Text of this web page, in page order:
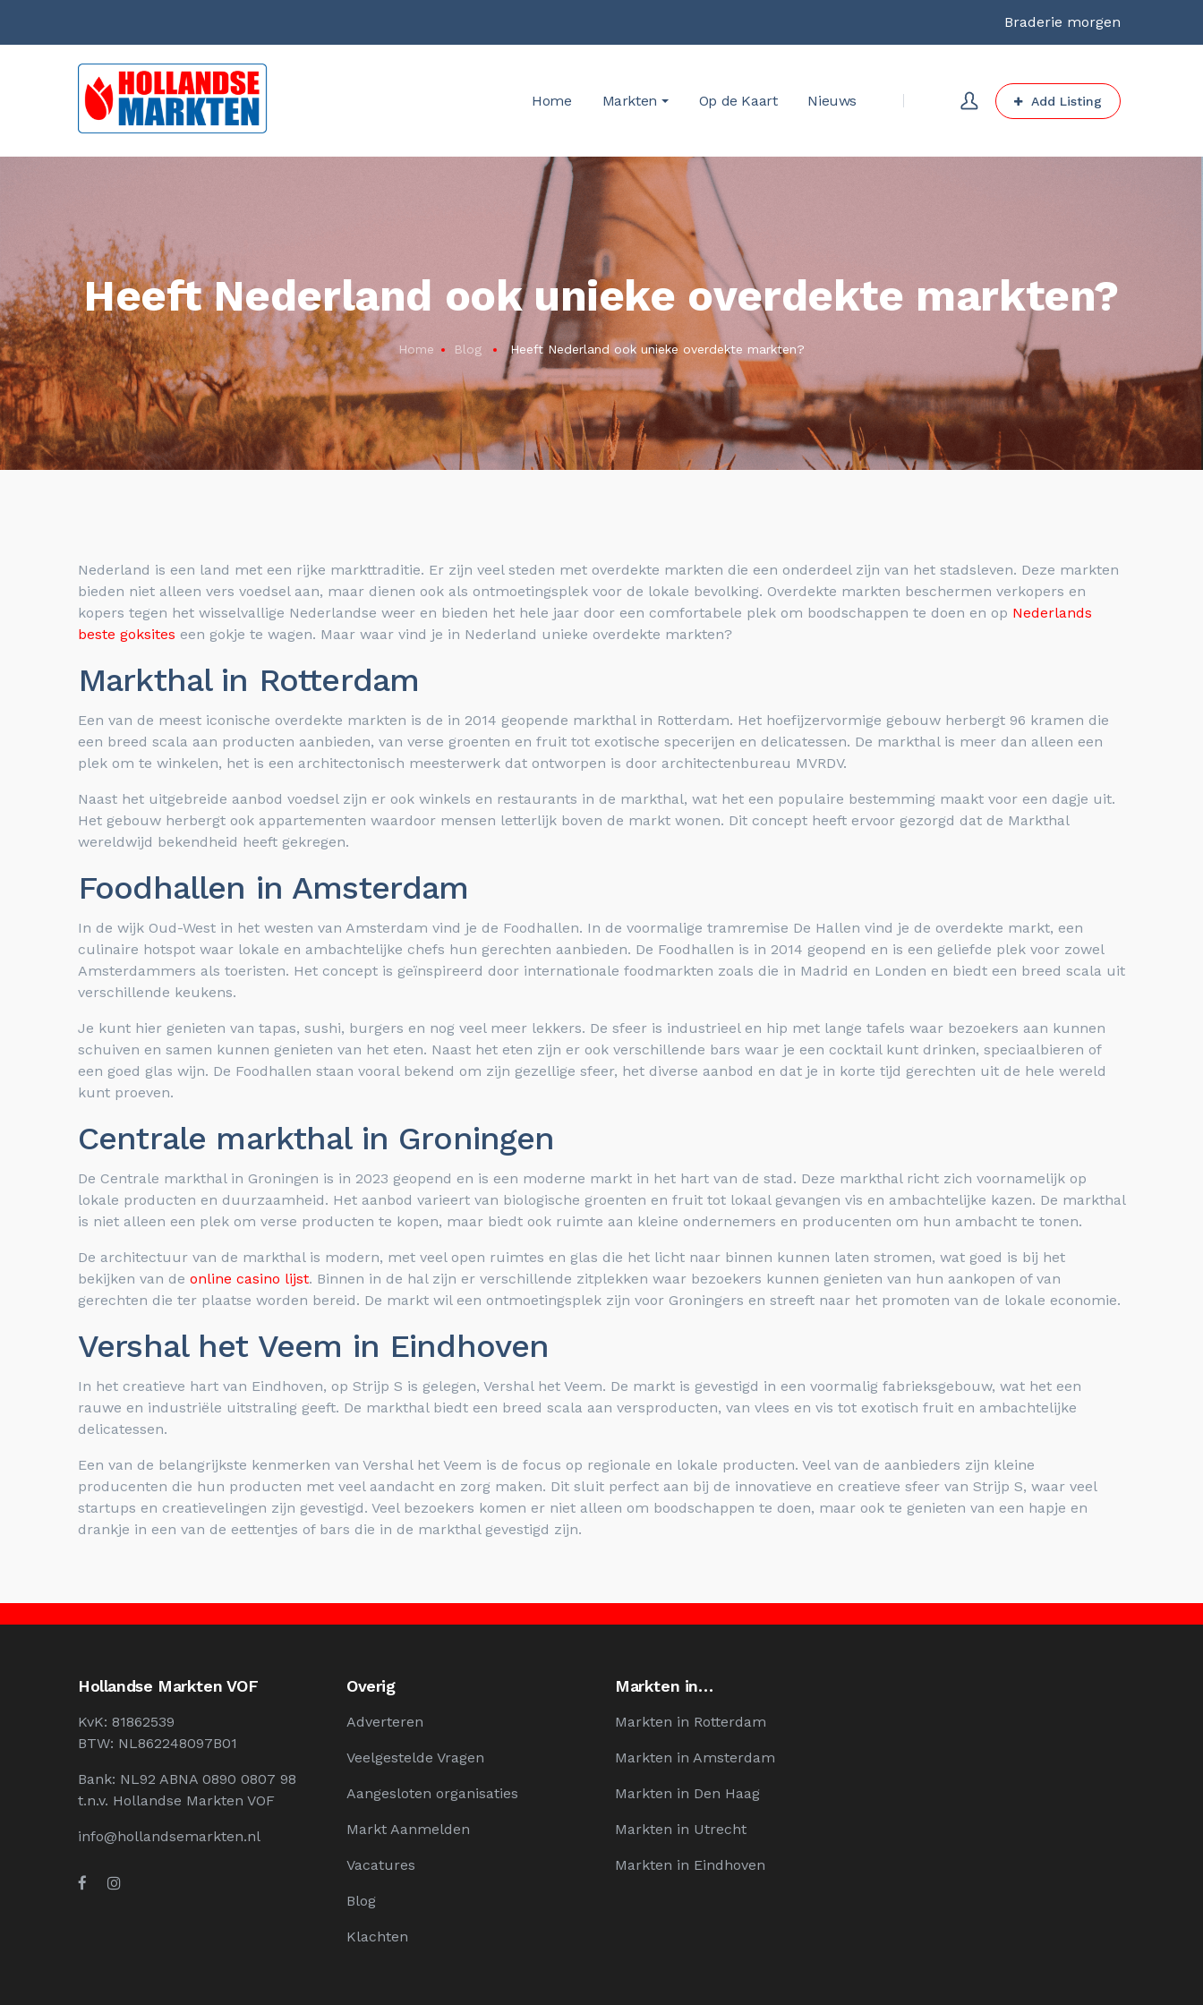
Braderie morgen
Home Markten Op de Kaart Nieuws Add Listing
Heeft Nederland ook unieke overdekte markten?
Home Blog Heeft Nederland ook unieke overdekte markten?
Nederland is een land met een rijke markttraditie. Er zijn veel steden met overdekte markten die een onderdeel zijn van het stadsleven. Deze markten
bieden niet alleen vers voedsel aan, maar dienen ook als ontmoetingsplek voor de lokale bevolking. Overdekte markten beschermen verkopers en
kopers tegen het wisselvallige Nederlandse weer en bieden het hele jaar door een comfortabele plek om boodschappen te doen en op Nederlands
beste goksites een gokje te wagen. Maar waar vind je in Nederland unieke overdekte markten?
Markthal in Rotterdam
Een van de meest iconische overdekte markten is de in 2014 geopende markthal in Rotterdam. Het hoefijzervormige gebouw herbergt 96 kramen die
een breed scala aan producten aanbieden, van verse groenten en fruit tot exotische specerijen en delicatessen. De markthal is meer dan alleen een
plek om te winkelen, het is een architectonisch meesterwerk dat ontworpen is door architectenbureau MVRDV.
Naast het uitgebreide aanbod voedsel zijn er ook winkels en restaurants in de markthal, wat het een populaire bestemming maakt voor een dagje uit.
Het gebouw herbergt ook appartementen waardoor mensen letterlijk boven de markt wonen. Dit concept heeft ervoor gezorgd dat de Markthal
wereldwijd bekendheid heeft gekregen.
Foodhallen in Amsterdam
In de wijk Oud-West in het westen van Amsterdam vind je de Foodhallen. In de voormalige tramremise De Hallen vind je de overdekte markt, een
culinaire hotspot waar lokale en ambachtelijke chefs hun gerechten aanbieden. De Foodhallen is in 2014 geopend en is een geliefde plek voor zowel
Amsterdammers als toeristen. Het concept is geïnspireerd door internationale foodmarkten zoals die in Madrid en Londen en biedt een breed scala uit
verschillende keukens.
Je kunt hier genieten van tapas, sushi, burgers en nog veel meer lekkers. De sfeer is industrieel en hip met lange tafels waar bezoekers aan kunnen
schuiven en samen kunnen genieten van het eten. Naast het eten zijn er ook verschillende bars waar je een cocktail kunt drinken, speciaalbieren of
een goed glas wijn. De Foodhallen staan vooral bekend om zijn gezellige sfeer, het diverse aanbod en dat je in korte tijd gerechten uit de hele wereld
kunt proeven.
Centrale markthal in Groningen
De Centrale markthal in Groningen is in 2023 geopend en is een moderne markt in het hart van de stad. Deze markthal richt zich voornamelijk op
lokale producten en duurzaamheid. Het aanbod varieert van biologische groenten en fruit tot lokaal gevangen vis en ambachtelijke kazen. De markthal
is niet alleen een plek om verse producten te kopen, maar biedt ook ruimte aan kleine ondernemers en producenten om hun ambacht te tonen.
De architectuur van de markthal is modern, met veel open ruimtes en glas die het licht naar binnen kunnen laten stromen, wat goed is bij het
bekijken van de online casino lijst. Binnen in de hal zijn er verschillende zitplekken waar bezoekers kunnen genieten van hun aankopen of van
gerechten die ter plaatse worden bereid. De markt wil een ontmoetingsplek zijn voor Groningers en streeft naar het promoten van de lokale economie.
Vershal het Veem in Eindhoven
In het creatieve hart van Eindhoven, op Strijp S is gelegen, Vershal het Veem. De markt is gevestigd in een voormalig fabrieksgebouw, wat het een
rauwe en industriële uitstraling geeft. De markthal biedt een breed scala aan versproducten, van vlees en vis tot exotisch fruit en ambachtelijke
delicatessen.
Een van de belangrijkste kenmerken van Vershal het Veem is de focus op regionale en lokale producten. Veel van de aanbieders zijn kleine
producenten die hun producten met veel aandacht en zorg maken. Dit sluit perfect aan bij de innovatieve en creatieve sfeer van Strijp S, waar veel
startups en creatievelingen zijn gevestigd. Veel bezoekers komen er niet alleen om boodschappen te doen, maar ook te genieten van een hapje en
drankje in een van de eettentjes of bars die in de markthal gevestigd zijn.
Hollandse Markten VOF
KvK: 81862539
BTW: NL862248097B01
Bank: NL92 ABNA 0890 0807 98
t.n.v. Hollandse Markten VOF
info@hollandsemarkten.nl
Overig
Adverteren
Veelgestelde Vragen
Aangesloten organisaties
Markt Aanmelden
Vacatures
Blog
Klachten
Markten in…
Markten in Rotterdam
Markten in Amsterdam
Markten in Den Haag
Markten in Utrecht
Markten in Eindhoven